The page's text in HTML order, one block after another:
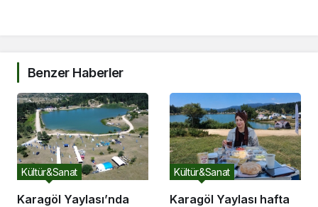
Benzer Haberler
Karagöl Yaylası’nda
Kültür&Sanat
Karagöl Yaylası hafta
Kültür&Sanat